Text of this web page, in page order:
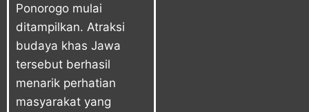
Ponorogo mulai
ditampilkan. Atraksi
budaya khas Jawa
tersebut berhasil
menarik perhatian
masyarakat yang